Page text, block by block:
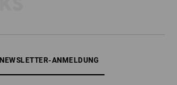
NEWSLETTER-ANMELDUNG